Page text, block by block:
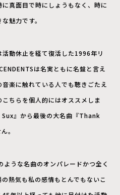
真面目で時にしょうもなく、時に
魅力です。
動休止を経て復活した1996年リ
は名実ともに名盤と言え
楽に触れている人でも聴きごたえ
ちらを個人的にはオススメしま
』から最後の大名曲『Thank
。
うな名曲のオンパレードかつ全く
熱気も私の感情もとんでもないこ